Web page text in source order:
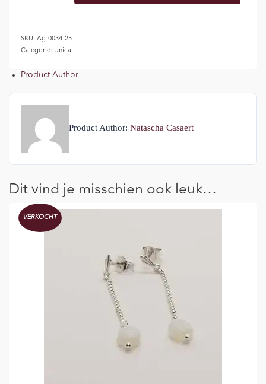
SKU: Ag-0034-25
Categorie: Unica
Product Author
Product Author: Natascha Casaert
Dit vind je misschien ook leuk…
VERKOCHT